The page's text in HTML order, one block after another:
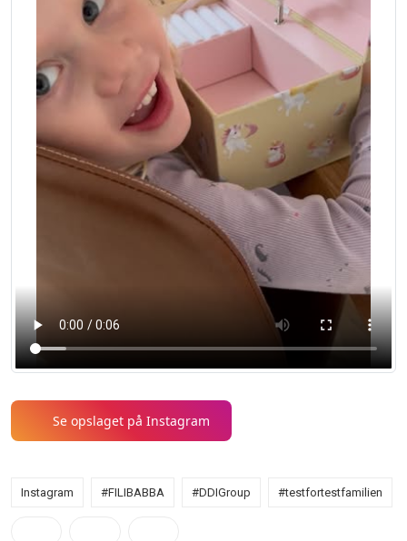
Se opslaget på Instagram
Instagram #FILIBABBA #DDIGroup #testfortestfamilien